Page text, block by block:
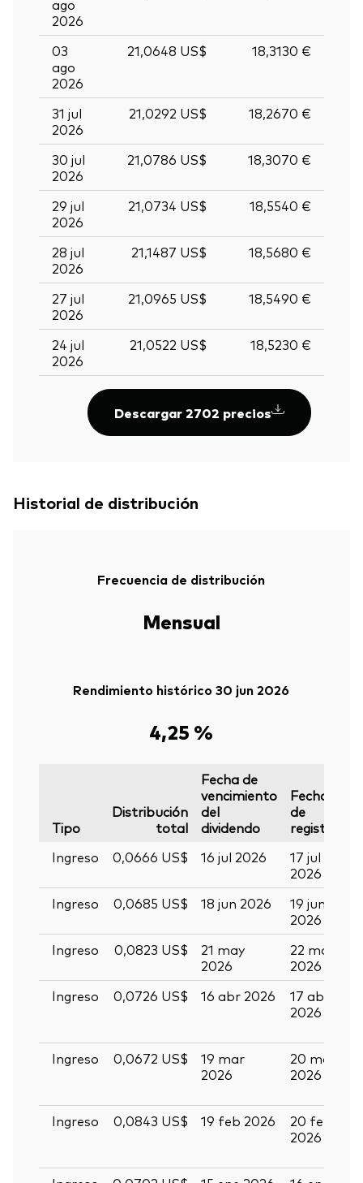
Volver
ago
2026
03
ago
2026
21,0648 US$ 18,3130 €
31 jul
2026
21,0292 US$ 18,2670 €
30 jul
2026
21,0786 US$ 18,3070 €
29 jul
2026
21,0734 US$ 18,5540 €
28 jul
2026
21,1487 US$ 18,5680 €
27 jul
2026
21,0965 US$ 18,5490 €
24 jul
2026
21,0522 US$ 18,5230 €
Descargar 2702 precios
Historial de distribución
Frecuencia de distribución
Mensual
Rendimiento histórico 30 jun 2026
4,25 %
Tipo
Distribución
total
Fecha de
vencimiento
del
dividendo
Fecha
de
registro
Ingreso
0,0666 US$ 16 jul 2026
17 jul
2026
Ingreso
0,0685 US$ 18 jun 2026
19 jun
2026
Ingreso
0,0823 US$
21 may
2026
22 may
2026
Ingreso
0,0726 US$ 16 abr 2026
17 abr
2026
Ingreso
0,0672 US$
19 mar
2026
20 mar
2026
Ingreso
0,0843 US$ 19 feb 2026
20 feb
2026